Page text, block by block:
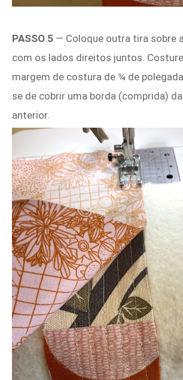
PASSO 5 — Coloque outra tira sobre
com os lados direitos juntos.
margem de costura de ¼ de
se de cobrir uma borda (comprida)
anterior.